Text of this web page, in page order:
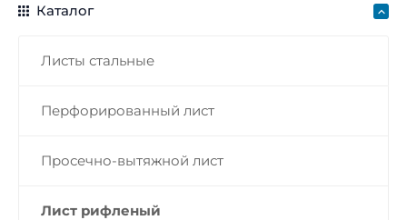
Каталог
Листы стальные
Перфорированный лист
Просечно-вытяжной лист
Лист рифленый